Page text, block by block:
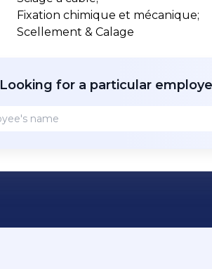
Fixation chimique et mécanique;
Scellement & Calage
Looking for a particular